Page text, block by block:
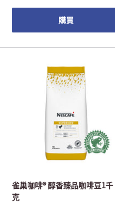
購買
雀巢咖啡® 醇香臻品咖啡豆1千
克